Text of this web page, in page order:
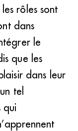
rôles sont
dans
le
que les
dans leur
tel
qui